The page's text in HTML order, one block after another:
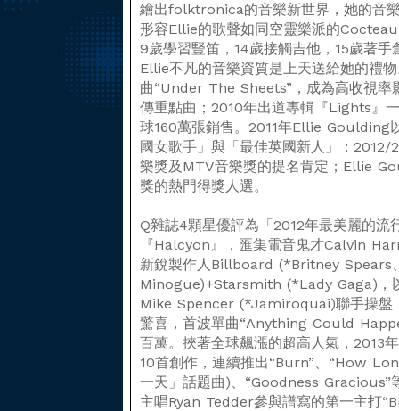
繪出folktronica的音樂新世界，她的音
形容Ellie的歌聲如同空靈樂派的
9歲學習豎笛，14歲接觸吉他，15歲著
Ellie不凡的音樂資質是上天送給她的禮
曲“Under The Sheets”，成為高收視率
傳重點曲；2010年出道專輯『Lights』
球160萬張銷售。2011年Ellie Goulding
國女歌手」與「最佳英國新人」；2012/
樂獎及MTV音樂獎的提名肯定；Ellie
獎的熱門得獎人選。
Q雜誌4顆星優評為「2012年最美麗的流
『Halcyon』，匯集電音鬼才Calvin
新銳製作人Billboard (*Britney Spears
Minogue)+Starsmith (*Lady Gaga)，
Mike Spencer (*Jamiroquai)聯手操盤
驚喜，首波單曲“Anything Could
百萬。挾著全球飆漲的超高人氣，2013
10首創作，連續推出“Burn”、“How
一天」話題曲)、“Goodness
主唱Ryan Tedder參與譜寫的第一主打